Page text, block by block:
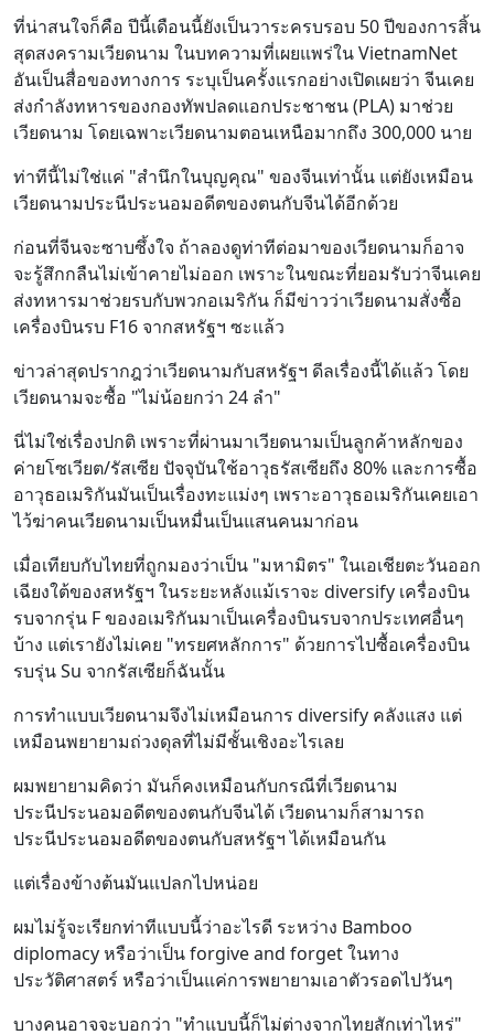
ที่น่าสนใจก็คือ ปีนี้เดือนนี้ยังเป็นวาระครบรอบ 50 ปีของการสิ้น
สุดสงครามเวียดนาม ในบทความที่เผยแพร่ใน VietnamNet
อันเป็นสื่อของทางการ ระบุเป็นครั้งแรกอย่างเปิดเผยว่า จีนเคย
ส่งกำลังทหารของกองทัพปลดแอกประชาชน (PLA) มาช่วย
เวียดนาม โดยเฉพาะเวียดนามตอนเหนือมากถึง 300,000 นาย
ท่าทีนี้ไม่ใช่แค่ "สำนึกในบุญคุณ" ของจีนเท่านั้น แต่ยังเหมือน
เวียดนามประนีประนอมอดีตของตนกับจีนได้อีกด้วย
ก่อนที่จีนจะซาบซึ้งใจ ถ้าลองดูท่าทีต่อมาของเวียดนามก็อาจ
จะรู้สึกกลืนไม่เข้าคายไม่ออก เพราะในขณะที่ยอมรับว่าจีนเคย
ส่งทหารมาช่วยรบกับพวกอเมริกัน ก็มีข่าวว่าเวียดนามสั่งซื้อ
เครื่องบินรบ F16 จากสหรัฐฯ ซะแล้ว
ข่าวล่าสุดปรากฎว่าเวียดนามกับสหรัฐฯ ดีลเรื่องนี้ได้แล้ว โดย
เวียดนามจะซื้อ "ไม่น้อยกว่า 24 ลำ"
นี่ไม่ใช่เรื่องปกติ เพราะที่ผ่านมาเวียดนามเป็นลูกค้าหลักของ
ค่ายโซเวียต/รัสเซีย ปัจจุบันใช้อาวุธรัสเซียถึง 80% และการซื้อ
อาวุธอเมริกันมันเป็นเรื่องทะแม่งๆ เพราะอาวุธอเมริกันเคยเอา
ไว้ฆ่าคนเวียดนามเป็นหมื่นเป็นแสนคนมาก่อน
เมื่อเทียบกับไทยที่ถูกมองว่าเป็น "มหามิตร" ในเอเชียตะวันออก
เฉียงใต้ของสหรัฐฯ ในระยะหลังแม้เราจะ diversify เครื่องบิน
รบจากรุ่น F ของอเมริกันมาเป็นเครื่องบินรบจากประเทศอื่นๆ
บ้าง แต่เรายังไม่เคย "ทรยศหลักการ" ด้วยการไปซื้อเครื่องบิน
รบรุ่น Su จากรัสเซียก็ฉันนั้น
การทำแบบเวียดนามจึงไม่เหมือนการ diversify คลังแสง แต่
เหมือนพยายามถ่วงดุลที่ไม่มีชั้นเชิงอะไรเลย
ผมพยายามคิดว่า มันก็คงเหมือนกับกรณีที่เวียดนาม
ประนีประนอมอดีตของตนกับจีนได้ เวียดนามก็สามารถ
ประนีประนอมอดีตของตนกับสหรัฐฯ ได้เหมือนกัน
แต่เรื่องข้างต้นมันแปลกไปหน่อย
ผมไม่รู้จะเรียกท่าทีแบบนี้ว่าอะไรดี ระหว่าง Bamboo
diplomacy หรือว่าเป็น forgive and forget ในทาง
ประวัติศาสตร์ หรือว่าเป็นแค่การพยายามเอาตัวรอดไปวันๆ
บางคนอาจจะบอกว่า "ทำแบบนี้ก็ไม่ต่างจากไทยสักเท่าไหร่"